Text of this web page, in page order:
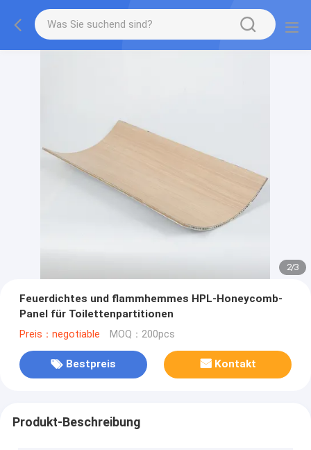
2/3
Feuerdichtes und flammhemmes HPL-Honeycomb-
Panel für Toilettenpartitionen
Preis：negotiable MOQ：200pcs
Bestpreis Kontakt
Produkt-Beschreibung